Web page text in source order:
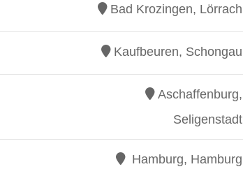
Bad Krozingen, Lörrach
Kaufbeuren, Schongau
Aschaffenburg,
Seligenstadt
Hamburg, Hamburg